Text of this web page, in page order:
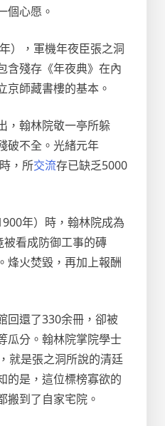
個心愿。
），軍機年夜臣張之洞
含殘存《年夜典》在內
京師藏書樓的基本。
，翰林院敬一亭所躲
破不全。光緒元年
，所交流存已缺乏5000
年）時，翰林院成為
看成防御工事的磚
烽火焚毀，再加上報酬
回還了330余冊，卻被
瓜分。翰林院掌院學士
就是張之洞所說的清廷
的是，這位標榜寡欲的
搬到了自家宅院。